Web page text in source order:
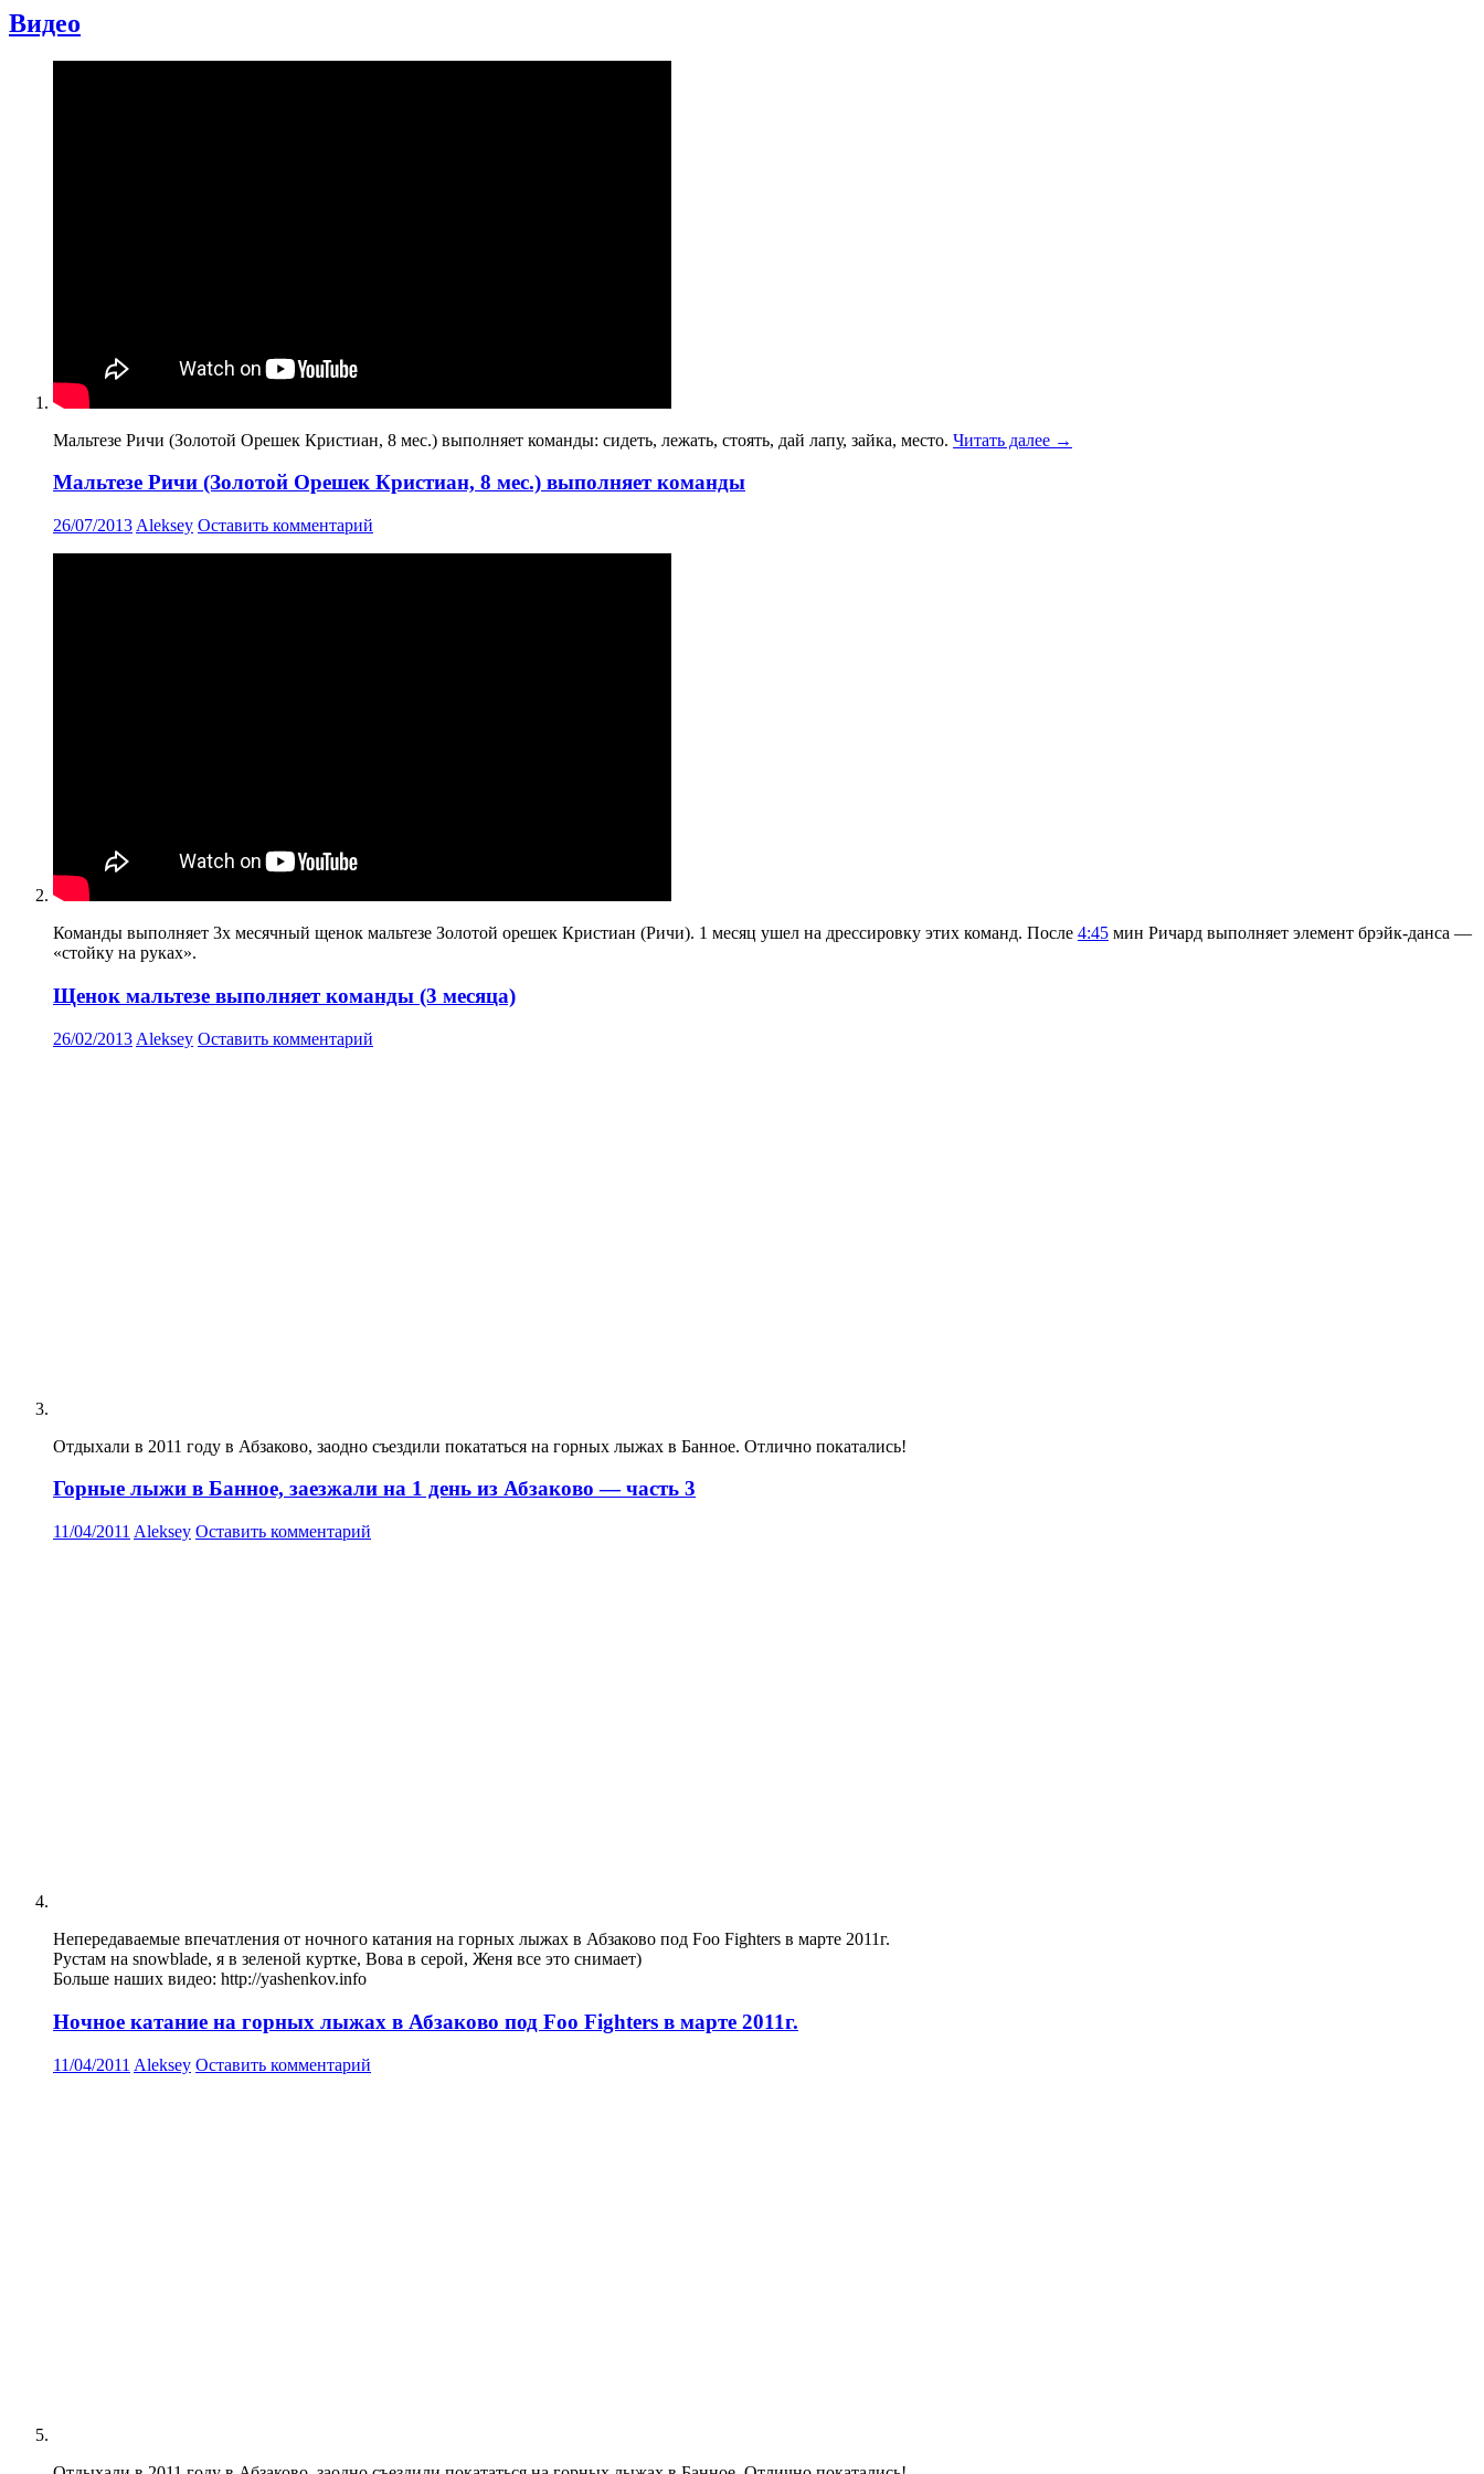
Видео
Мальтезе Ричи (Золотой Орешек Кристиан, 8 мес.) выполняет команды: сидеть, лежать, стоять, дай лапу, зайка, место. Читать далее →
Мальтезе Ричи (Золотой Орешек Кристиан, 8 мес.) выполняет команды
26/07/2013 Aleksey Оставить комментарий
Команды выполняет 3х месячный щенок мальтезе Золотой орешек Кристиан (Ричи). 1 месяц ушел на дрессировку этих команд. После 4:45 мин Ричард выполняет элемент брэйк-данса —
«стойку на руках».
Щенок мальтезе выполняет команды (3 месяца)
26/02/2013 Aleksey Оставить комментарий
Отдыхали в 2011 году в Абзаково, заодно съездили покататься на горных лыжах в Банное. Отлично покатались!
Горные лыжи в Банное, заезжали на 1 день из Абзаково — часть 3
11/04/2011 Aleksey Оставить комментарий
Непередаваемые впечатления от ночного катания на горных лыжах в Абзаково под Foo Fighters в марте 2011г.
Рустам на snowblade, я в зеленой куртке, Вова в серой, Женя все это снимает)
Больше наших видео: http://yashenkov.info
Ночное катание на горных лыжах в Абзаково под Foo Fighters в марте 2011г.
11/04/2011 Aleksey Оставить комментарий